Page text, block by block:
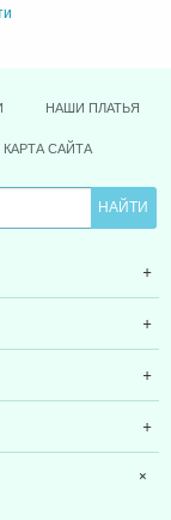
НАШИ ПЛАТЬЯ
КАРТА САЙТА